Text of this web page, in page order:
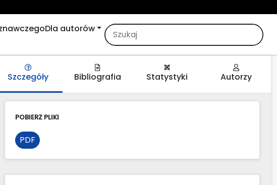
Dla autorów
Szczegóły Bibliografia Statystyki Autorzy
POBIERZ PLIKI
PDF